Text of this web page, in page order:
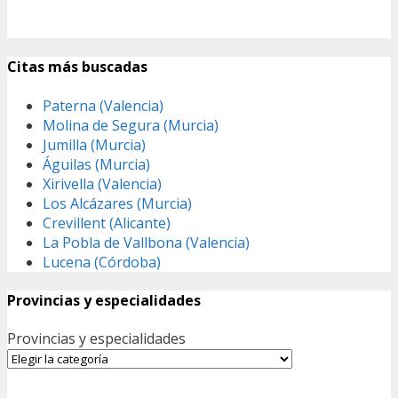
Citas más buscadas
Paterna (Valencia)
Molina de Segura (Murcia)
Jumilla (Murcia)
Águilas (Murcia)
Xirivella (Valencia)
Los Alcázares (Murcia)
Crevillent (Alicante)
La Pobla de Vallbona (Valencia)
Lucena (Córdoba)
Provincias y especialidades
Provincias y especialidades